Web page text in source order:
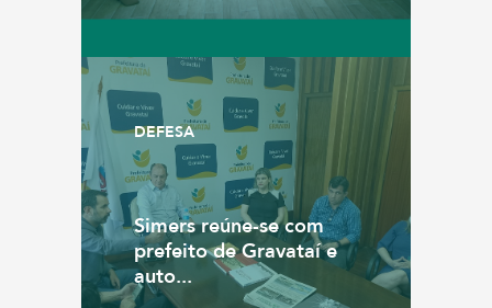
DEFESA
Simers reúne-se com
prefeito de Gravataí e
auto...